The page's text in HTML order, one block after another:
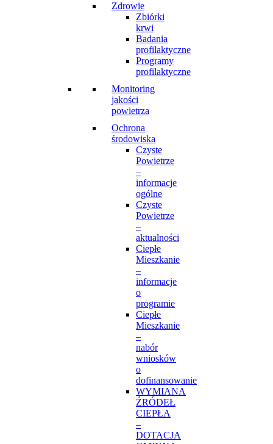
Zdrowie
Zbiórki
krwi
Badania
profilaktyczne
Programy
profilaktyczne
Monitoring
jakości
powietrza
Ochrona
środowiska
Czyste
Powietrze
–
informacje
ogólne
Czyste
Powietrze
–
aktualności
Ciepłe
Mieszkanie
–
informacje
o
programie
Ciepłe
Mieszkanie
–
nabór
wniosków
o
dofinansowanie
WYMIANA
ŹRÓDEŁ
CIEPŁA
–
DOTACJA